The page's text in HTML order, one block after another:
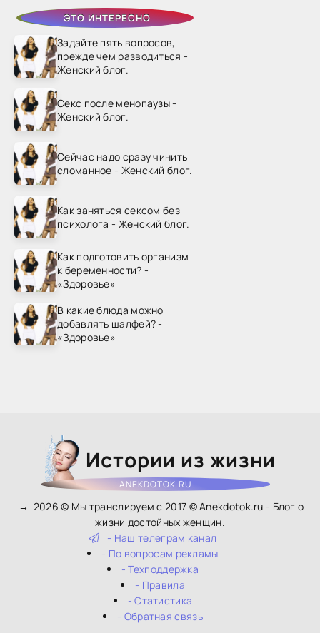
ЭТО ИНТЕРЕСНО
Задайте пять вопросов,
прежде чем разводиться -
Женский блог.
Секс после менопаузы -
Женский блог.
Сейчас надо сразу чинить
сломанное - Женский блог.
Как заняться сексом без
психолога - Женский блог.
Как подготовить организм
к беременности? -
«Здоровье»
В какие блюда можно
добавлять шалфей? -
«Здоровье»
Истории из жизни
ANEKDOTOK.RU
→ 2026 © Мы транслируем с 2017 © Anekdotok.ru - Блог о
жизни достойных женщин.
- Наш телеграм канал
- По вопросам рекламы
- Техподдержка
- Правила
- Статистика
- Обратная связь